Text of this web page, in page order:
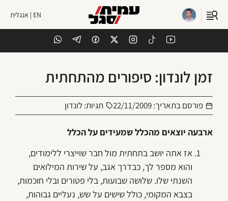
EN | אנגלית
זמן לונדון: סיפורים מהתחתית
פורסם בתאריך:22/11/2009 תגיות:לונדון
ארבעה יוצאים מהכלל שמעידים על הכלל
אז אתה יושב בתחתית מול חבר שוייצרי ללימודים,
והוא מספר לך, כבדרך אגב, על שירות המילואים
השנתי שלו. שלושה שבועות, בלי פטורים ובלי חוכמות,
בצבא המקומי, כולל שישים על שש, נעליים גבוהות,